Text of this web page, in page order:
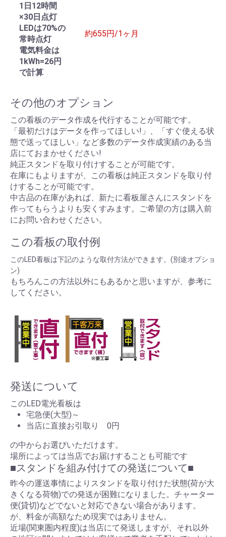
1日12時間
×30日点灯
LEDは70%の
常時点灯
電気料金は
1kWh=26円
で計算
約655円/1ヶ月
その他のオプション
この看板のデータ作成を代行することが可能です。
「最初だけはデータを作ってほしい!」、「すぐ使える状
態で送ってほしい」など多数のデータ作成実績のある当
店にておまかせください!
純正スタンドを取り付けすることが可能です。
在庫にもよりますが、この看板は純正スタンドを取り付
けすることが可能です。
中古品の在庫があれば、新たに看板屋さんにスタンドを
作ってもらうよりも安くすみます。ご希望の方は購入前
にお問い合わせください。
この看板の取付例
このLED看板は下記のような取付方法ができます。(別途オプショ
ン)
もちろんこの方法以外にもあるかと思いますが、参考に
してください。
発送について
このLED電光看板は
宅急便(大型)～
当店に直接お引取り 0円
の中からお選びいただけます。
場所によっては当店でお届けすることも可能です
■スタンドを組み付けての発送について■
昨今の運送事情によりスタンドを取り付けた状態(荷が大
きくなる荷物)での発送が困難になりました。チャーター
便(貸切)などでないと対応できない場合があります。
が、料金が高額なため現実ではありません。
近場(関東圏内程度)は当店にて発送しますが、それ以外